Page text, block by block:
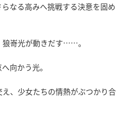
なる高みへ挑戦する決意を固め
狼嵜光が動きだす……。
向かう光。
、少女たちの情熱がぶつかり合